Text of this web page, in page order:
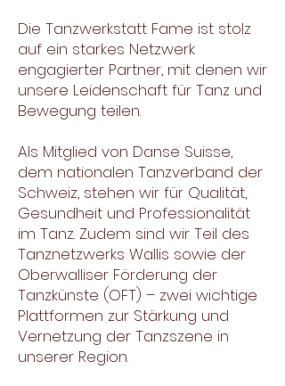
Die Tanzwerkstatt Fame ist stolz
auf ein starkes Netzwerk
engagierter Partner, mit denen wir
unsere Leidenschaft für Tanz und
Bewegung teilen.
Als Mitglied von Danse Suisse,
dem nationalen Tanzverband der
Schweiz, stehen wir für Qualität,
Gesundheit und Professionalität
im Tanz. Zudem sind wir Teil des
Tanznetzwerks Wallis sowie der
Oberwalliser Förderung der
Tanzkünste (OFT) – zwei wichtige
Plattformen zur Stärkung und
Vernetzung der Tanzszene in
unserer Region.